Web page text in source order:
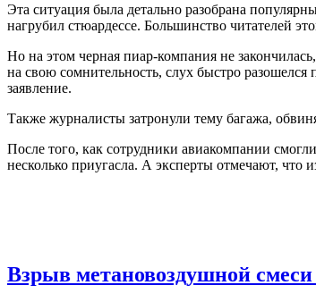
Эта ситуация была детально разобрана
нагрубил стюардессе. Большинство читателей
Но на этом черная пиар-компания не
на свою сомнительность, слух быстро
заявление.
Также журналисты затронули тему багажа,
После того, как сотрудники авиакомпании
несколько приугасла. А эксперты отмечают, что
Взрыв метановоздушной